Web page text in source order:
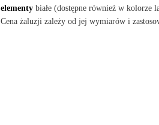
elementy białe (dostępne również w kolorze
Cena żaluzji zależy od jej wymiarów i